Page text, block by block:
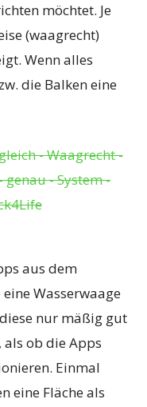
möchtet. Je
(waagrecht)
Wenn alles
die Balken eine
aus dem
Wasserwaage
nur mäßig gut
ob die Apps
Einmal
eine Fläche als